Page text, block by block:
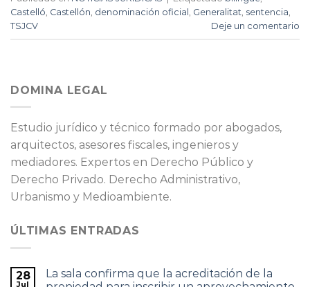
Castelló, Castellón, denominación oficial , Generalitat, sentencia,
TSJCV
Deje un comentario
DOMINA LEGAL
Estudio jurídico y técnico formado por abogados,
arquitectos, asesores fiscales, ingenieros y
mediadores. Expertos en Derecho Público y
Derecho Privado. Derecho Administrativo,
Urbanismo y Medioambiente.
ÚLTIMAS ENTRADAS
28
Jul
La sala confirma que la acreditación de la